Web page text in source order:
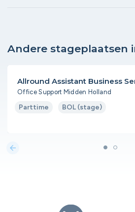
Andere stageplaatsen
Allround Assistant Business
Office Support Midden Holland
Parttime BOL (stage)
arrow_back